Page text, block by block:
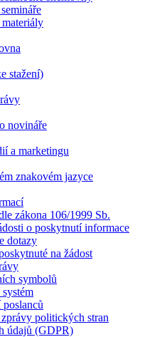
stažení)
novináře
a marketingu
znakovém jazyce
zákona 106/1999 Sb.
o poskytnutí informace
dotazy
na žádost
symbolů
poslanců
politických stran
údajů (GDPR)